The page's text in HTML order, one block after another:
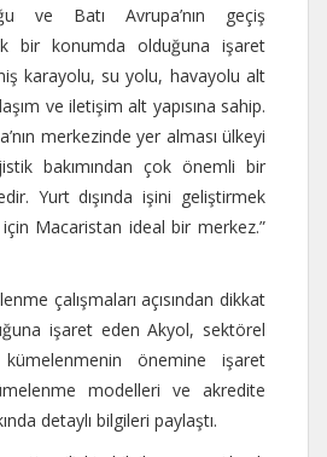
ve Batı Avrupa’nın geçiş
bir konumda olduğuna işaret
karayolu, su yolu, havayolu alt
ve iletişim alt yapısına sahip.
merkezinde yer alması ülkeyi
bakımından çok önemli bir
Yurt dışında işini geliştirmek
Macaristan ideal bir merkez.”
çalışmaları açısından dikkat
işaret eden Akyol, sektörel
kümelenmenin önemine işaret
modelleri ve akredite
detaylı bilgileri paylaştı.